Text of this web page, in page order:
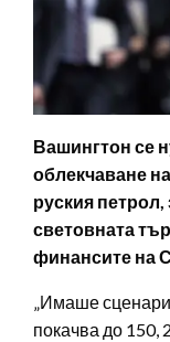
Вашингтон се
облекчаване
руския петрол,
световната
финансите на
„Имаше
покачва до 150,